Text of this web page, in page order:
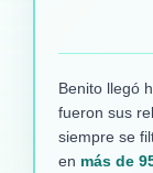
Benito llegó
fueron sus
siempre se
en más de